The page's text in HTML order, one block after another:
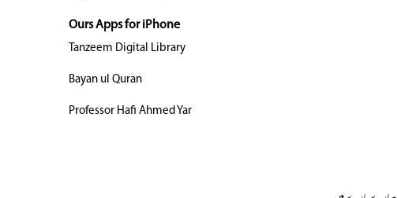
Ours Apps for iPhone
Tanzeem Digital Library
Bayan ul Quran
Professor Hafi Ahmed Yar